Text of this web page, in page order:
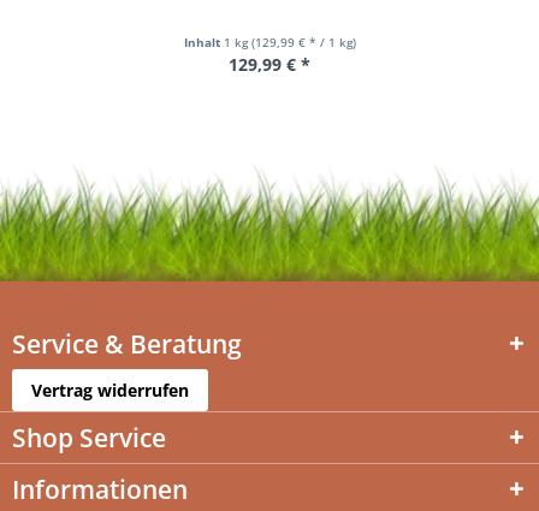
Inhalt 1 kg(129,99 € * / 1 kg)
129,99 € *
Service & Beratung
Vertrag widerrufen
Shop Service
Informationen